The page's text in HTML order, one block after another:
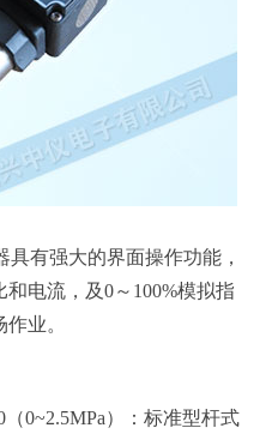
有强大的界面操作功能，
电流，及0～100%模拟指
业。
0~2.5MPa）：标准型杆式